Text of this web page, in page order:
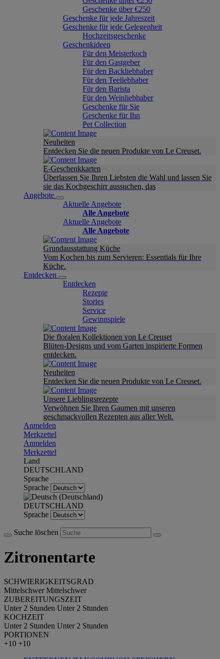
Geschenke über €250
Geschenke für jede Jahreszeit
Geschenke für jede Gelegenheit
Hochzeitsgeschenke
Geschenkideen
Für den Meisterkoch
Für den Gastgeber
Für den Backliebhaber
Für den Teeliebhaber
Für den Barista
Für den Weinliebhaber
Geschenke für Sie
Geschenke für Ihn
Pet Collection
Neuheiten
Entdecken Sie die neuen Produkte von Le Creuset.
E-Geschenkkarten
Überlassen Sie Ihren Liebsten die Wahl und lassen Sie
sie das Kochgeschirr aussuchen, das
Angebote
Aktuelle Angebote
Alle Angebote
Aktuelle Angebote
Alle Angebote
Grundausstattung Küche
Vom Kochen bis zum Servieren: Essentials für Ihre
Küche.
Entdecken
Entdecken
Rezepte
Stories
Service
Gewinnspiele
Die floralen Kollektionen von Le Creuset
Blüten-Designs und vom Garten inspirierte Formen
entdecken.
Neuheiten
Entdecken Sie die neuen Produkte von Le Creuset.
Unsere Lieblingsrezepte
Verwöhnen Sie Ihren Gaumen mit unseren
geschmackvollen Rezepten aus aller Welt.
Anmelden
Merkzettel
Anmelden
Merkzettel
Land
DEUTSCHLAND
Sprache
Sprache
DEUTSCHLAND
Sprache
Suche löschen
Zitronentarte
SCHWIERIGKEITSGRAD
Mittelschwer Mittelschwer
ZUBEREITUNGSZEIT
Unter 2 Stunden Unter 2 Stunden
KOCHZEIT
Unter 2 Stunden Unter 2 Stunden
PORTIONEN
+10 +10